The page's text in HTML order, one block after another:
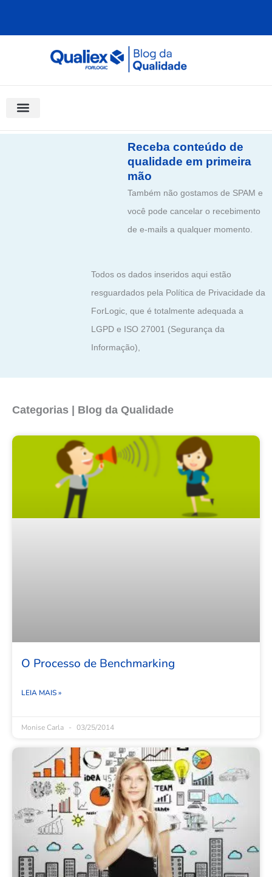
Receba conteúdo de
qualidade em primeira
mão
Também não gostamos de SPAM e
você pode cancelar o recebimento
de e-mails a qualquer momento.
Todos os dados inseridos aqui estão
resguardados pela Política de Privacidade da
ForLogic, que é totalmente adequada a
LGPD e ISO 27001 (Segurança da
Informação),
Categorias | Blog da Qualidade
O Processo de Benchmarking
LEIA MAIS »
Monise Carla 03/25/2014